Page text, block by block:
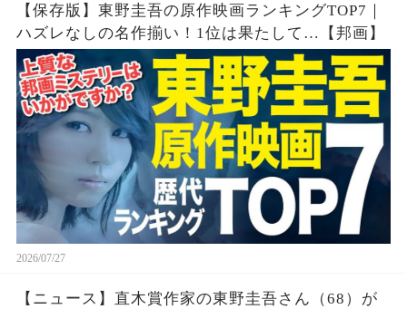
【保存版】東野圭吾の原作映画ランキングTOP7｜
ハズレなしの名作揃い！1位は果たして…【邦画】
2026/07/27
【ニュース】直木賞作家の東野圭吾さん（68）が